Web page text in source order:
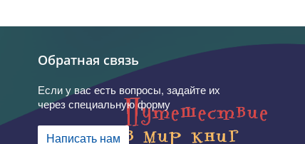
Обратная связь
Если у вас есть вопросы, задайте их
через специальную форму
Написать нам